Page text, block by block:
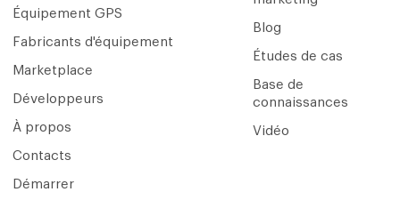
Équipement GPS
Fabricants d'équipement
Marketplace
Développeurs
À propos
Contacts
Démarrer
Blog
Études de cas
Base de
connaissances
Vidéo